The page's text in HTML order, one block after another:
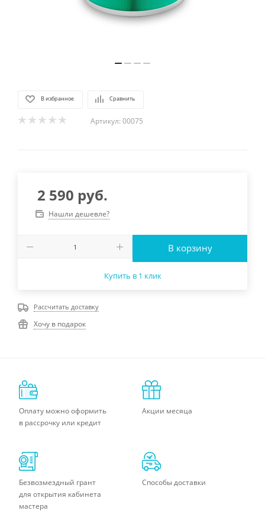
В избранное Сравнить
Артикул: 00075
2 590 руб.
Нашли дешевле?
В корзину
Купить в 1 клик
Рассчитать доставку
Хочу в подарок
Оплату можно оформить
в рассрочку или кредит
Акции месяца
Безвозмездный грант
для открытия кабинета
мастера
Способы доставки